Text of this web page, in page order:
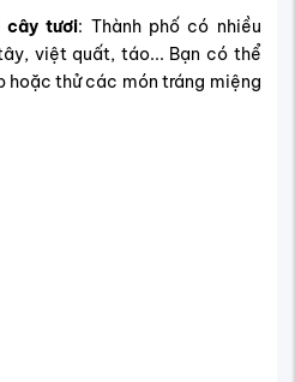
cây tươi: Thành phố có nhiều
việt quất, táo... Bạn có thể
hoặc thử các món tráng miệng